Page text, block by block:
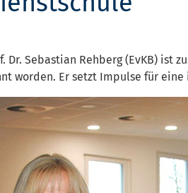
Dr. Sebastian Rehberg (EvKB) ist
worden. Er setzt Impulse für